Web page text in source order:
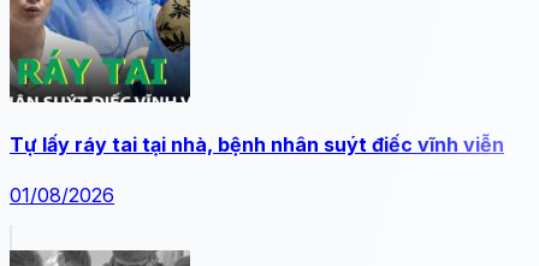
Tự lấy ráy tai tại nhà, bệnh nhân suýt điếc vĩnh viễn
01/08/2026